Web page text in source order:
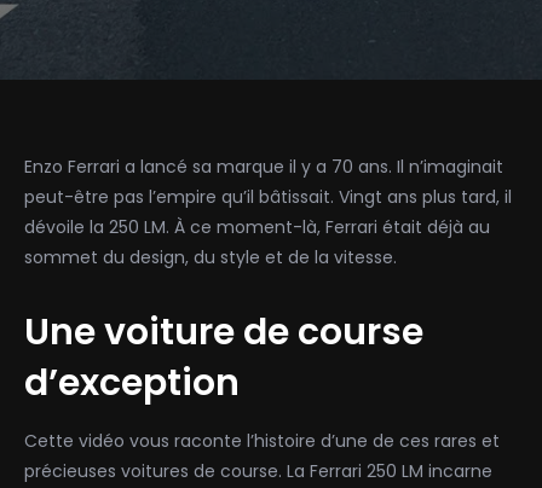
Enzo Ferrari a lancé sa marque il y a 70 ans. Il n’imaginait
peut-être pas l’empire qu’il bâtissait. Vingt ans plus tard, il
dévoile la 250 LM. À ce moment-là, Ferrari était déjà au
sommet du design, du style et de la vitesse.
Une voiture de course
d’exception
Cette vidéo vous raconte l’histoire d’une de ces rares et
précieuses voitures de course. La Ferrari 250 LM incarne